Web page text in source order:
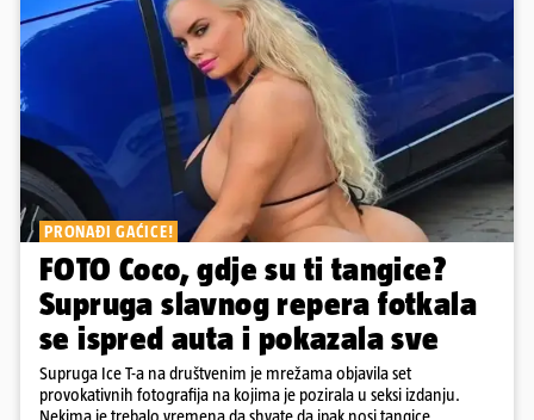
PRONAĐI GAĆICE!
FOTO Coco, gdje su ti tangice?
Supruga slavnog repera fotkala
se ispred auta i pokazala sve
Supruga Ice T-a na društvenim je mrežama objavila set
provokativnih fotografija na kojima je pozirala u seksi izdanju.
Nekima je trebalo vremena da shvate da ipak nosi tangice